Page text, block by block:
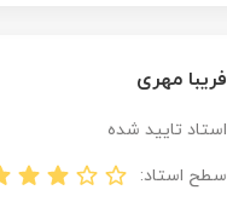
فریبا مهری
استاد تایید شده
سطح استاد: